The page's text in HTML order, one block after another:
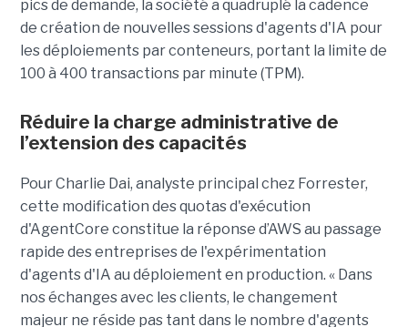
pics de demande, la société a quadruplé la cadence
de création de nouvelles sessions d'agents d'IA pour
les déploiements par conteneurs, portant la limite de
100 à 400 transactions par minute (TPM).
Réduire la charge administrative de
l’extension des capacités
Pour Charlie Dai, analyste principal chez Forrester,
cette modification des quotas d'exécution
d'AgentCore constitue la réponse d’AWS au passage
rapide des entreprises de l'expérimentation
d'agents d'IA au déploiement en production. « Dans
nos échanges avec les clients, le changement
majeur ne réside pas tant dans le nombre d'agents